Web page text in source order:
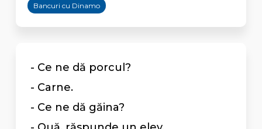
Bancuri cu Dinamo
- Ce ne dă porcul?
- Carne.
- Ce ne dă găina?